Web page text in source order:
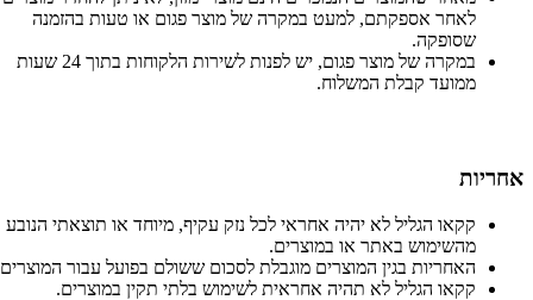
לאחר אספקתם, למעט במקרה של מוצר פגום או טעות בהזמנה
שסופקה.
במקרה של מוצר פגום, יש לפנות לשירות הלקוחות בתוך 24 שעות
ממועד קבלת המשלוח.
אחריות
קקאו הגליל לא יהיה אחראי לכל נזק עקיף, מיוחד או תוצאתי הנובע
מהשימוש באתר או במוצרים.
האחריות בגין המוצרים מוגבלת לסכום ששולם בפועל עבור המוצרים.
קקאו הגליל לא תהיה אחראית לשימוש בלתי תקין במוצרים.